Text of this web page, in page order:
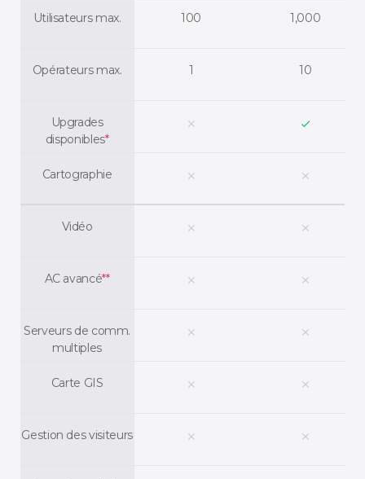
Utilisateurs max.
Opérateurs max.
Upgrades
disponibles*
Cartographie
Vidéo
AC avancé**
Serveurs de comm.
multiples
Carte GIS
Gestion des visiteurs
100
1
clear
clear
clear
clear
clear
clear
clear
1,000
10
check
clear
clear
clear
clear
clear
clear